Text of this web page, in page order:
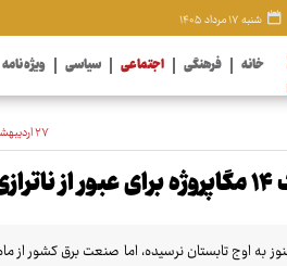
شنبه ۱۷ مرداد ۱۴۰۵
خانه فرهنگی اجتماعی سیاسی ویژه نامه
۲۷ اردیبهشت ۱۴۰۵ - ۱۲:۴۹
به اوج تابستان نرسیده، اما صنعت برق کشور